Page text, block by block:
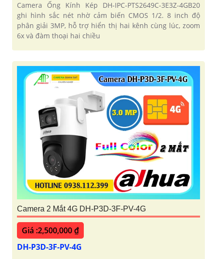
Camera Ống Kính Kép DH-IPC-PTS2649C-3E3Z-4GB20
ghi hình sắc nét nhờ cảm biến CMOS 1/2. 8 inch độ
phân giải 3MP, hỗ trợ hiển thị hai kênh cùng lúc, zoom
6x và đàm thoại hai chiều
Camera 2 Mắt 4G DH-P3D-3F-PV-4G
Giá :2,500,000 ₫
DH-P3D-3F-PV-4G